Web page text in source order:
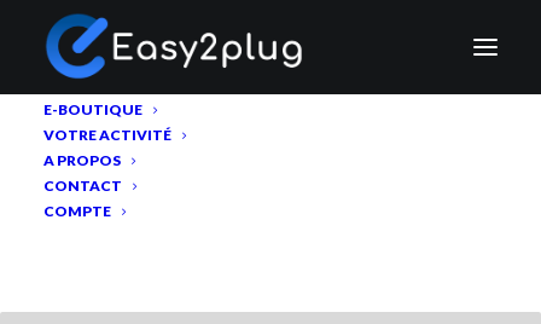
E-BOUTIQUE
VOTRE ACTIVITÉ
A PROPOS
CONTACT
COMPTE